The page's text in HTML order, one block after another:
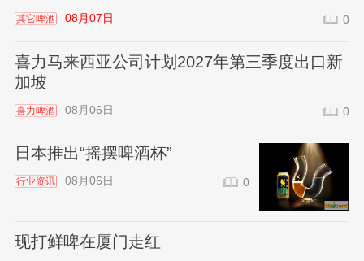
其它啤酒 08月07日 0
喜力马来西亚公司计划2027年第三季度出口新
加坡
喜力啤酒 08月06日 0
日本推出“摇摆啤酒杯”
行业资讯 08月06日 0
现打鲜啤在厦门走红